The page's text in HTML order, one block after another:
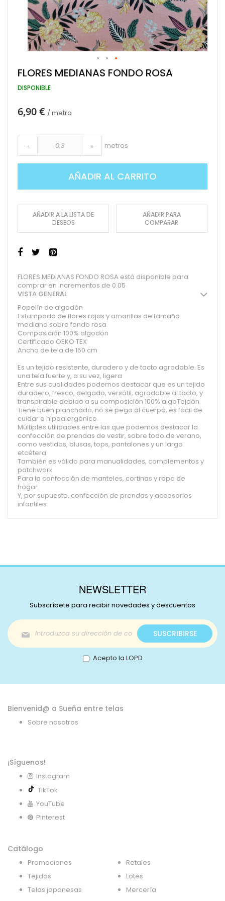
Saltar
al
comienzo
galería
FLORES MEDIANAS FONDO ROSA
DISPONIBLE
6,90 € / metro
- + metros
AÑADIR AL CARRITO
AÑADIR A LA LISTA DE
DESEOS
AÑADIR PARA
COMPARAR
FLORES MEDIANAS FONDO ROSA está disponible para
comprar en incrementos de 0.05
VISTA GENERAL
Popelín de algodón
Estampado de flores rojas y amarillas de tamaño
mediano sobre fondo rosa
Composición 100% algodón
Certificado OEKO TEX
Ancho de tela de 150 cm
Es un tejido resistente, duradero y de tacto agradable. Es
una tela fuerte y, a su vez, ligera
Entre sus cualidades podemos destacar que es un tejido
duradero, fresco, delgado, versátil, agradable al tacto, y
transpirable debido a su composición 100% algoTejdón.
Tiene buen planchado, no se pega al cuerpo, es fácil de
cuidar e hipoalergénico.
Múltiples utilidades entre las que podemos destacar la
confección de prendas de vestir, sobre todo de verano,
como vestidos, blusas, tops, pantalones y un largo
etcétera.
También es válido para manualidades, complementos y
patchwork
Para la confección de manteles, cortinas y ropa de
hogar.
Y, por supuesto, confección de prendas y accesorios
infantiles
NEWSLETTER
Subscríbete para recibir novedades y descuentos
Inscríbase
a
nuestro
boletín
de
SUSCRIBIRSE
Acepto la LOPD
Bienvenid@ a Sueña entre telas
Sobre nosotros
¡Síguenos!
Instagram
TikTok
YouTube
Pinterest
Catálogo
Promociones
Tejidos
Telas japonesas
Retales
Lotes
Mercería